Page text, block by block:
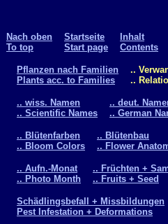
Nach oben
To top
Startseite
Start page
Inhalt
Contents
Pflanzen nach Familien
Plants acc. to Families
..
..
.. wiss. Namen
.. Scientific Names
.. deut.
.. German
.. Blütenfarben
.. Bloom Colors
.. Blütenbau
.. Flower
.. Aufn.-Monat
.. Photo Month
.. Früchten +
.. Fruits + Seed
Schädlingsbefall + Missbildungen
Pest Infestation + Deformations